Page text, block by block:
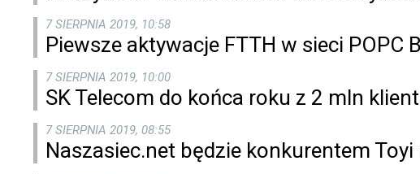
7 SIERPNIA 2019, 10:58
Piewsze aktywacje FTTH w sieci POPC
7 SIERPNIA 2019, 10:00
SK Telecom do końca roku z 2 mln
7 SIERPNIA 2019, 08:55
Naszasiec.net będzie konkurentem